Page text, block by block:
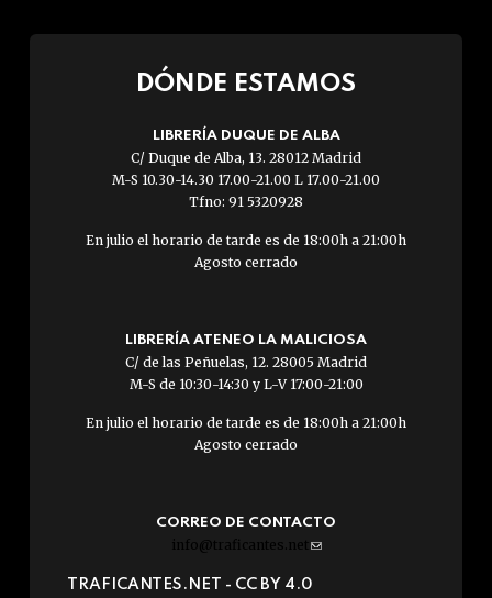
DÓNDE ESTAMOS
LIBRERÍA DUQUE DE ALBA
C/ Duque de Alba, 13. 28012 Madrid
M-S 10.30-14.30 17.00-21.00 L 17.00-21.00
Tfno: 91 5320928
En julio el horario de tarde es de 18:00h a 21:00h
Agosto cerrado
LIBRERÍA ATENEO LA MALICIOSA
C/ de las Peñuelas, 12. 28005 Madrid
M-S de 10:30-14:30 y L-V 17:00-21:00
En julio el horario de tarde es de 18:00h a 21:00h
Agosto cerrado
CORREO DE CONTACTO
info@traficantes.net (link
e-
TRAFICANTES.NET - CC BY 4.0